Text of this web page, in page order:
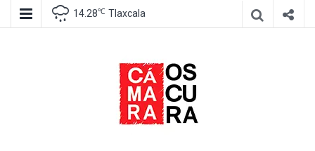
14.28℃ Tlaxcala